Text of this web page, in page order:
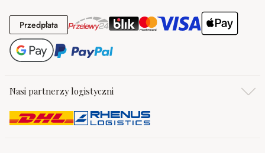
PrzedpłataPrzedpłata
Nasi partnerzy logistyczni